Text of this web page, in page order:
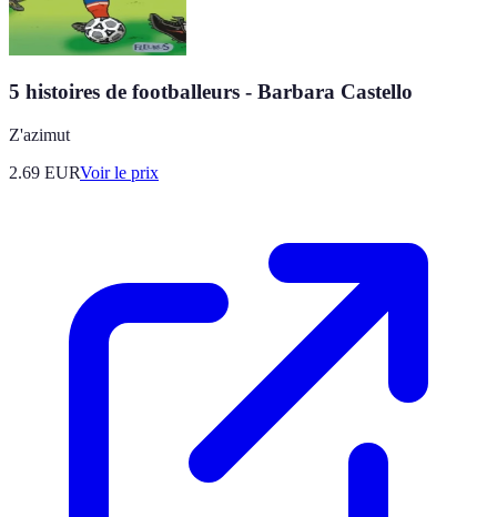
5 histoires de footballeurs - Barbara Castello
Z'azimut
2.69 EURVoir le prix